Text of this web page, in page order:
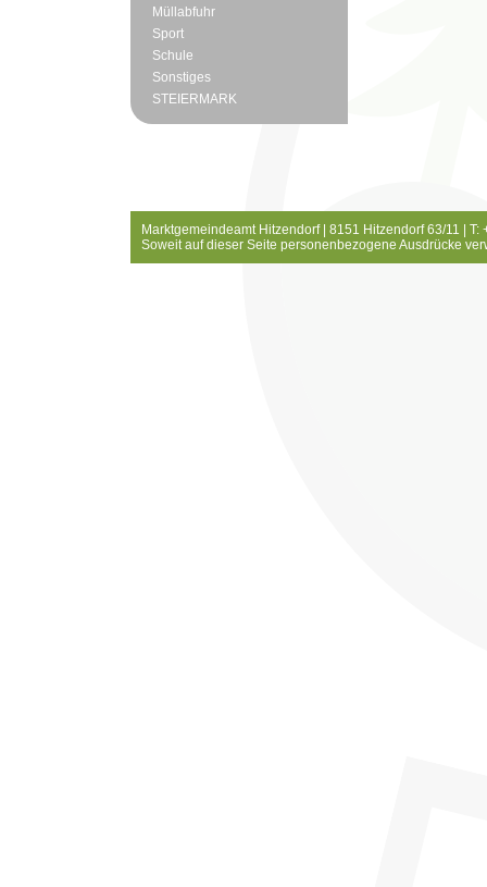
Müllabfuhr
Sport
Schule
Sonstiges
STEIERMARK
Marktgemeindeamt Hitzendorf | 8151 Hitzendorf 63/11 |
Soweit auf dieser Seite personenbezogene Ausdrücke